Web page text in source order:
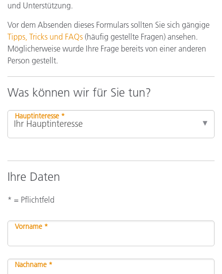
und Unterstützung.
Vor dem Absenden dieses Formulars sollten Sie sich gängige
Tipps, Tricks und FAQs (häufig gestellte Fragen) ansehen.
Möglicherweise wurde Ihre Frage bereits von einer anderen
Person gestellt.
Was können wir für Sie tun?
Hauptinteresse *
Ihre Daten
* = Pflichtfeld
Vorname *
Nachname *